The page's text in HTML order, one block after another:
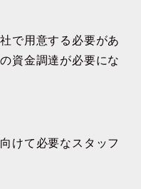
で用意する必要があ
資金調達が必要にな
けて必要なスタッフ